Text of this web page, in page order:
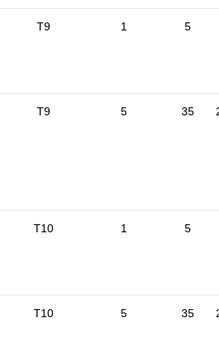
T9 1 5
T9 5 35
T10 1 5
T10 5 35